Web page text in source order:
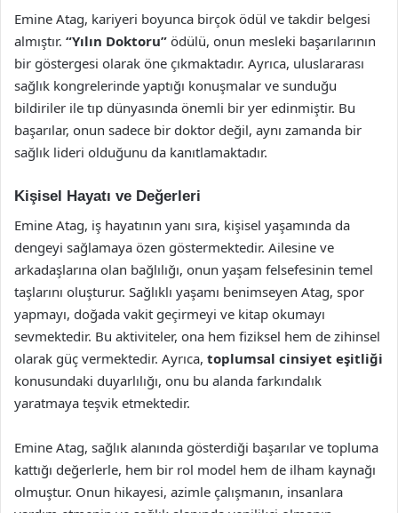
Emine Atag, kariyeri boyunca birçok ödül ve takdir belgesi
almıştır. “Yılın Doktoru” ödülü, onun mesleki başarılarının
bir göstergesi olarak öne çıkmaktadır. Ayrıca, uluslararası
sağlık kongrelerinde yaptığı konuşmalar ve sunduğu
bildiriler ile tıp dünyasında önemli bir yer edinmiştir. Bu
başarılar, onun sadece bir doktor değil, aynı zamanda bir
sağlık lideri olduğunu da kanıtlamaktadır.
Kişisel Hayatı ve Değerleri
Emine Atag, iş hayatının yanı sıra, kişisel yaşamında da
dengeyi sağlamaya özen göstermektedir. Ailesine ve
arkadaşlarına olan bağlılığı, onun yaşam felsefesinin temel
taşlarını oluşturur. Sağlıklı yaşamı benimseyen Atag, spor
yapmayı, doğada vakit geçirmeyi ve kitap okumayı
sevmektedir. Bu aktiviteler, ona hem fiziksel hem de zihinsel
olarak güç vermektedir. Ayrıca, toplumsal cinsiyet eşitliği
konusundaki duyarlılığı, onu bu alanda farkındalık
yaratmaya teşvik etmektedir.
Emine Atag, sağlık alanında gösterdiği başarılar ve topluma
kattığı değerlerle, hem bir rol model hem de ilham kaynağı
olmuştur. Onun hikayesi, azimle çalışmanın, insanlara